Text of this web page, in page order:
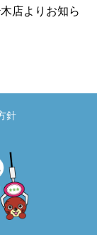
店よりお知ら
針